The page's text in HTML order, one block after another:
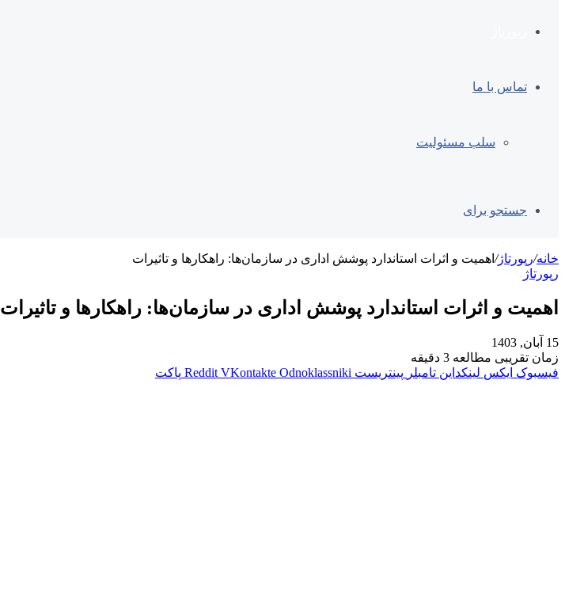
تماس با ما
سلب مسئولیت
جستجو برای
خانه/رپورتاژ/ اهمیت و اثرات استاندارد پوشش اداری در سازمان‌ها: راهکارها و تاثیرات
رپورتاژ
اهمیت و اثرات استاندارد پوشش اداری در سازمان‌ها: راهکارها و تاثیرات
15 آبان, 1403
زمان تقریبی مطالعه 3 دقیقه
فیسبوک ایکس لینکداین تامبلر پینتریست Reddit VKontakte Odnoklassniki پاکت